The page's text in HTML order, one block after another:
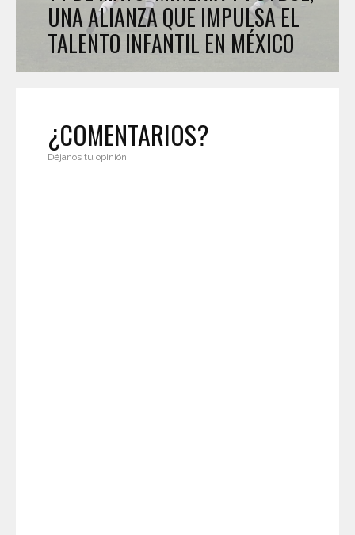
UNA ALIANZA QUE IMPULSA EL
TALENTO INFANTIL EN MÉXICO
¿COMENTARIOS?
Déjanos tu opinión.